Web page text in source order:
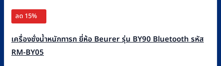
ลด 15%
เครื่องชั่งน้ำหนักทารก ยี่ห้อ Beurer รุ่น BY90 Bluetooth รหัส
RM-BY05